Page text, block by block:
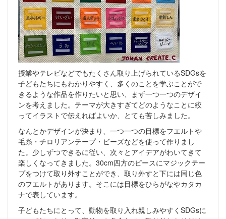
授業やテレビなどでもたくさん取り上げられているSDGsを
子どもたちにもわかりやすく、多くのことを学ぶことがで
きるような作品を作りたいと思い、まず一つ一つのデザイ
ンを考えました。テーマが大きすぎてどのようなことに絞
ってイラストで伝えればよいか、とても苦しみました。
なんとかデザインが決まり、一つ一つの目標をフエルトや
毛糸・チロリアンテープ・ビーズなどを使って作りまし
た。少しずつできるに従い、次々とアイデアがわいてきて
楽しくなってきました。30cm四方のピースにマジックテー
プをつけて取り外すことができ、取り外すと下には同じ色
のフエルトがあります。そこには目標をひらがなやカタカ
ナで表しています。
子どもたちにとって、動物を取り入れ親しみやすくSDGsに